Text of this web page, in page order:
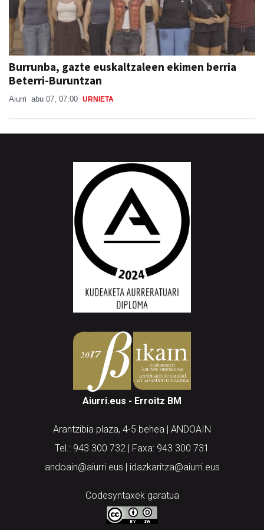
Burrunba, gazte euskaltzaleen ekimen berria
Beterri-Buruntzan
Aiurri abu 07, 07:00 URNIETA
Aiurri.eus - Erroitz BM
Arantzibia plaza, 4-5 behea | ANDOAIN
Tel.: 943 300 732 | Faxa: 943 300 731
andoain@aiurri.eus | idazkaritza@aiurri.eus
Codesyntaxek garatua